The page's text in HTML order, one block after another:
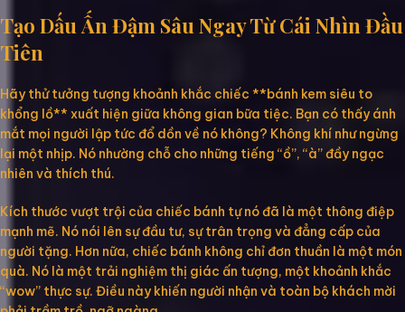
Tạo Dấu Ấn Đậm Sâu Ngay Từ Cái Nhìn Đầu
Tiên
Hãy thử tưởng tượng khoảnh khắc chiếc **bánh kem siêu to
khổng lồ** xuất hiện giữa không gian bữa tiệc. Bạn có thấy ánh
mắt mọi người lập tức đổ dồn về nó không? Không khí như ngừng
lại một nhịp. Nó nhường chỗ cho những tiếng “ồ”, “à” đầy ngạc
nhiên và thích thú.
Kích thước vượt trội của chiếc bánh tự nó đã là một thông điệp
mạnh mẽ. Nó nói lên sự đầu tư, sự trân trọng và đẳng cấp của
người tặng. Hơn nữa, chiếc bánh không chỉ đơn thuần là một món
quà. Nó là một trải nghiệm thị giác ấn tượng, một khoảnh khắc
“wow” thực sự. Điều này khiến người nhận và toàn bộ khách mời